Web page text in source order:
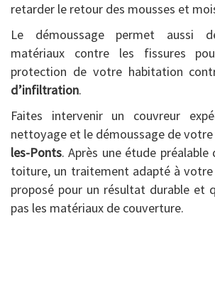
retarder le retour des mousses et
Le démoussage permet aussi
matériaux contre les fissures
protection de votre habitation
d’infiltration.
Faites intervenir un couvreur
nettoyage et le démoussage de
les-Ponts. Après une étude
toiture, un traitement adapté à votre
proposé pour un résultat durable et
pas les matériaux de couverture.